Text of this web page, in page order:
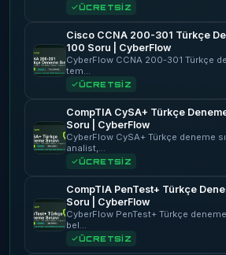
ÜCRETSİZ
Cisco CCNA 200-301 Türkçe
100 Soru | CyberFlow
CyberFlow CCNA 200-301 Türkçe
tem…
ÜCRETSİZ
CompTIA CySA+ Türkçe Deneme
Soru | CyberFlow
CyberFlow CySA+ Türkçe deneme
analist,…
ÜCRETSİZ
CompTIA PenTest+ Türkçe
Soru | CyberFlow
CyberFlow PenTest+ Türkçe
bel…
ÜCRETSİZ